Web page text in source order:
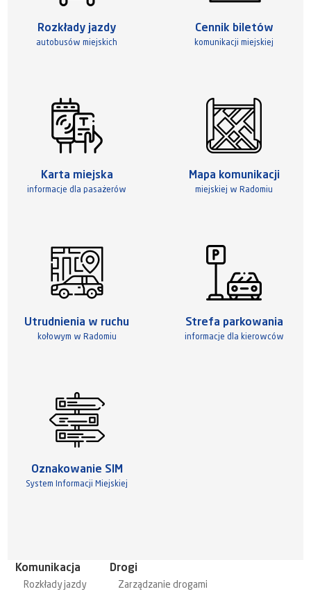
Rozkłady jazdy
autobusów miejskich
Cennik biletów
komunikacji miejskiej
Karta miejska
informacje dla pasażerów
Mapa komunikacji
miejskiej w Radomiu
Utrudnienia w ruchu
kołowym w Radomiu
Strefa parkowania
informacje dla kierowców
Oznakowanie SIM
System Informacji Miejskiej
Komunikacja
Rozkłady jazdy
Drogi
Zarządzanie drogami